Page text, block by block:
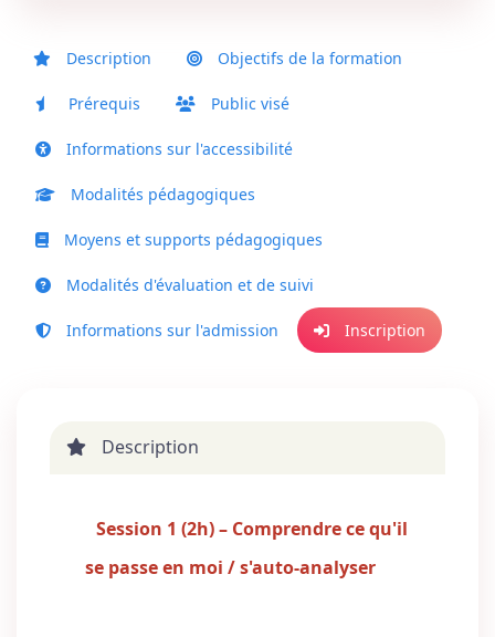
Description Objectifs de la formation
Prérequis Public visé
Informations sur l'accessibilité
Modalités pédagogiques
Moyens et supports pédagogiques
Modalités d'évaluation et de suivi
Informations sur l'admission Inscription
Description
Session 1 (2h) – Comprendre ce qu'il
se passe en moi / s'auto-analyser